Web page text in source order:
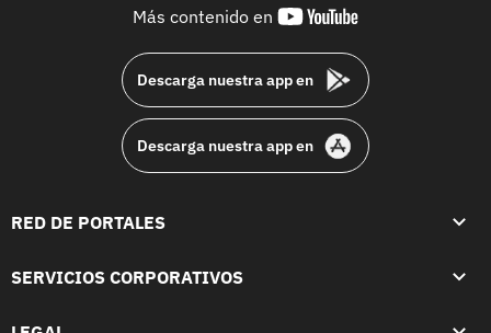
Más contenido en
youtube-
Descarga nuestra app en
Descarga nuestra app en
RED DE PORTALES
SERVICIOS CORPORATIVOS